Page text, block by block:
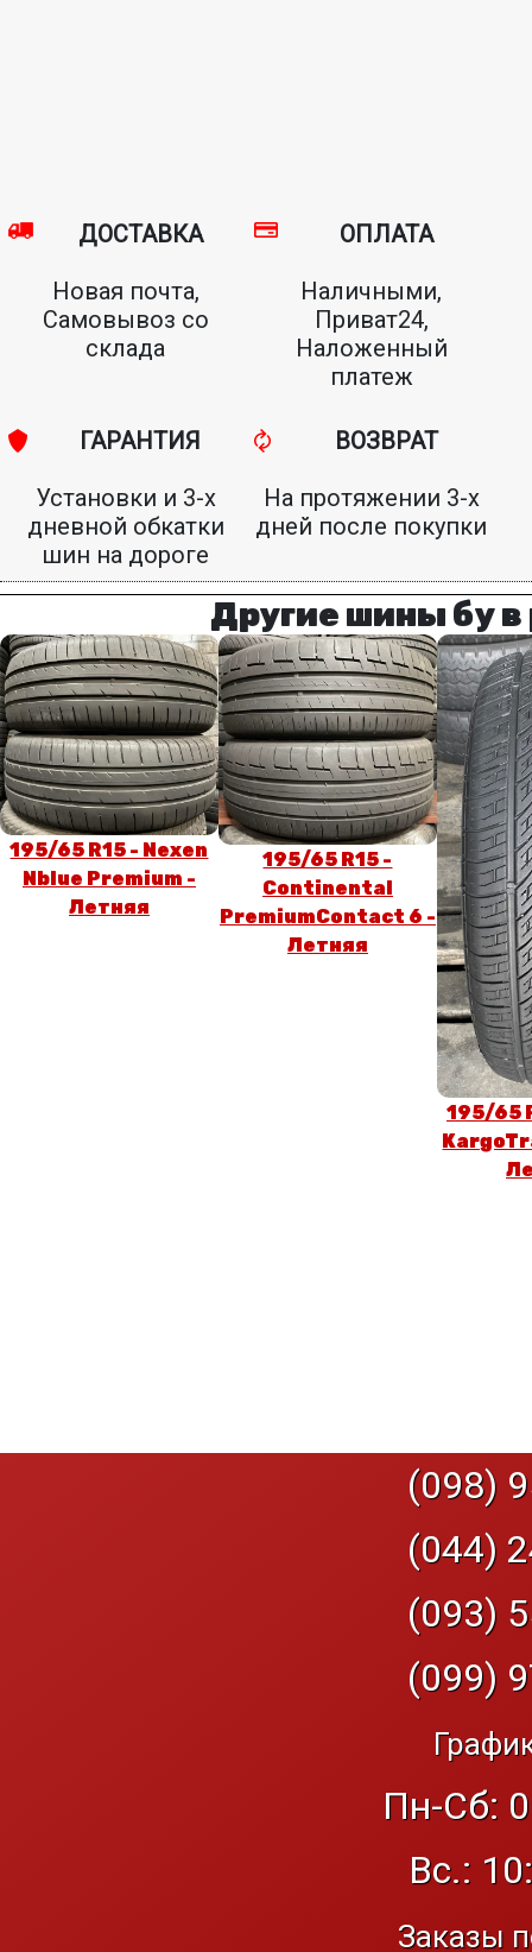
ДОСТАВКА
Новая почта,
Самовывоз со
склада
ОПЛАТА
Наличными,
Приват24,
Наложенный
платеж
ГАРАНТИЯ
Установки и 3-х
дневной обкатки
шин на дороге
ВОЗВРАТ
На протяжении 3-х
дней после покупки
Другие шины бу в
195/65 R15 - Nexen
Nblue Premium -
Летняя
195/65 R15 -
Continental
PremiumContact 6 -
Летняя
195/65
(098)
(044)
(093)
(099)
Пн-Сб:
Вс.:
Заказы